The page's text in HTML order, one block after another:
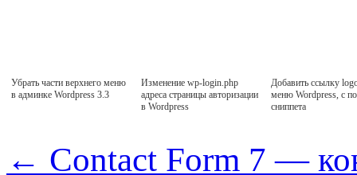
Убрать части верхнего меню
в админке Wordpress 3.3
Изменение wp-login.php
адреса страницы авторизации
в Wordpress
Добавить ссылку
меню Wordpress, с
сниппета
← Contact Form 7 —